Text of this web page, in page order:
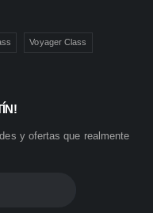
Voyager Class
y ofertas que realmente